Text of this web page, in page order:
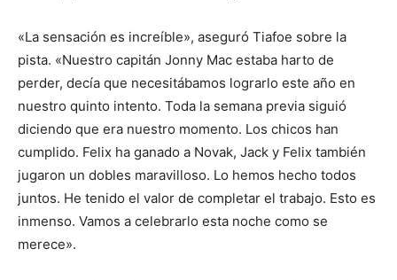
«La sensación es increíble», aseguró Tiafoe sobre la
pista. «Nuestro capitán Jonny Mac estaba harto de
perder, decía que necesitábamos lograrlo este año en
nuestro quinto intento. Toda la semana previa siguió
diciendo que era nuestro momento. Los chicos han
cumplido. Felix ha ganado a Novak, Jack y Felix también
jugaron un dobles maravilloso. Lo hemos hecho todos
juntos. He tenido el valor de completar el trabajo. Esto es
inmenso. Vamos a celebrarlo esta noche como se
merece».